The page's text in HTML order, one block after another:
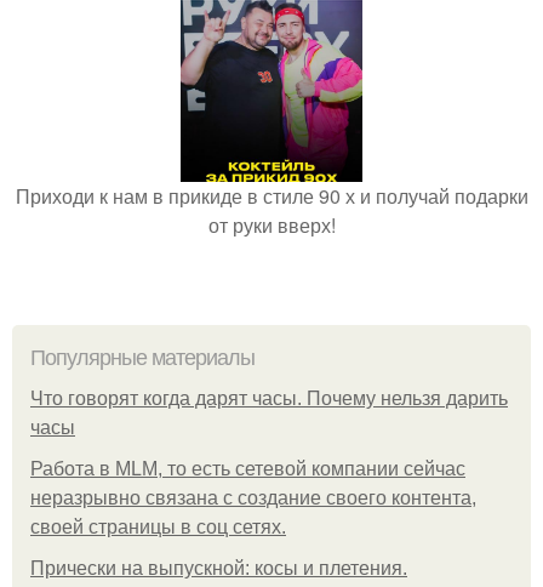
Приходи к нам в прикиде в стиле 90 х и получай подарки
от руки вверх!
Популярные материалы
Что говорят когда дарят часы. Почему нельзя дарить
часы
Работа в MLM, то есть сетевой компании сейчас
неразрывно связана с создание своего контента,
своей страницы в соц сетях.
Прически на выпускной: косы и плетения.